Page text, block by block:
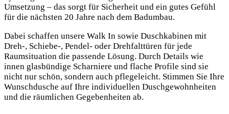
Umsetzung – das sorgt für Sicherheit und ein gutes Gefühl
für die nächsten 20 Jahre nach dem Badumbau.
Dabei schaffen unsere Walk In sowie Duschkabinen mit
Dreh-, Schiebe-, Pendel- oder Drehfalttüren für jede
Raumsituation die passende Lösung. Durch Details wie
innen glasbündige Scharniere und flache Profile sind sie
nicht nur schön, sondern auch pflegeleicht. Stimmen Sie Ihre
Wunschdusche auf Ihre individuellen Duschgewohnheiten
und die räumlichen Gegebenheiten ab.